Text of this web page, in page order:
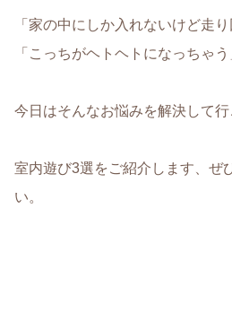
「 家の中にしか入れないけど走
「 こっちがヘトヘトになっちゃう
今日はそんなお悩みを解決して行
室内遊び3選をご紹介します、ぜ
い。